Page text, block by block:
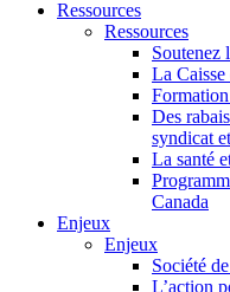
Ressources
Ressources
Soutenez
La
Des
syndicat
La santé
Canada
Enjeux
Enjeux
Société
L’action